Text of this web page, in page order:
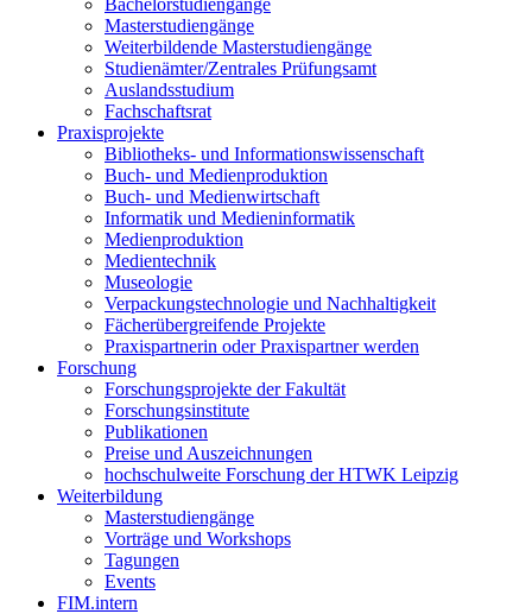
Bachelorstudiengänge
Masterstudiengänge
Weiterbildende Masterstudiengänge
Studienämter/Zentrales Prüfungsamt
Auslandsstudium
Fachschaftsrat
Praxisprojekte
Bibliotheks- und Informationswissenschaft
Buch- und Medienproduktion
Buch- und Medienwirtschaft
Informatik und Medieninformatik
Medienproduktion
Medientechnik
Museologie
Verpackungstechnologie und Nachhaltigkeit
Fächerübergreifende Projekte
Praxispartnerin oder Praxispartner werden
Forschung
Forschungsprojekte der Fakultät
Forschungsinstitute
Publikationen
Preise und Auszeichnungen
hochschulweite Forschung der HTWK Leipzig
Weiterbildung
Masterstudiengänge
Vorträge und Workshops
Tagungen
Events
FIM.intern